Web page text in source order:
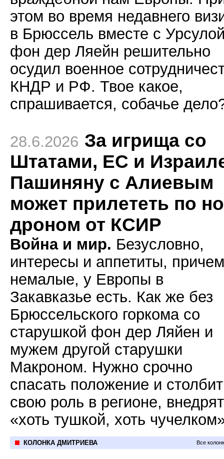
этом во время недавнего
в Брюссель вместе с
фон дер Ляейн решительно
осудил военное
КНДР и РФ. Твое какое,
спрашивается, собачье
28.6.2026 За игрища со
Штатами, ЕС и
Пашиняну с Алиевым
может прилететь по
дроном от КСИР
Война и мир. Безусловно,
интересы и аппетиты, причем
немалые, у Европы в
Закавказье есть. Как же без
Брюссельского горкома со
старушкой фон дер Ляйен и
мужем другой старушки
Макроном. Нужно срочно
спасать положение и
свою роль в регионе,
«хоть тушкой, хоть
КОЛОНКА ДМИТРИЕВА Все